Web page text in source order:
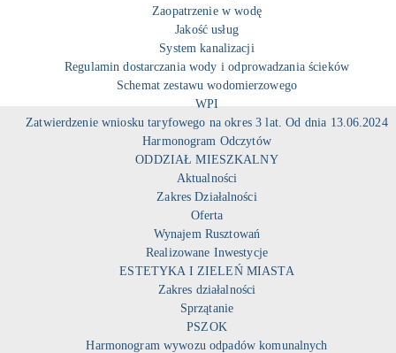
Zaopatrzenie w wodę
Jakość usług
System kanalizacji
Regulamin dostarczania wody i odprowadzania ścieków
Schemat zestawu wodomierzowego
WPI
Zatwierdzenie wniosku taryfowego na okres 3 lat. Od dnia 13.06.2024
Harmonogram Odczytów
ODDZIAŁ MIESZKALNY
Aktualności
Zakres Działalności
Oferta
Wynajem Rusztowań
Realizowane Inwestycje
ESTETYKA I ZIELEŃ MIASTA
Zakres działalności
Sprzątanie
PSZOK
Harmonogram wywozu odpadów komunalnych